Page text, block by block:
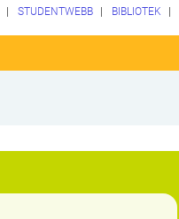
STUDENTWEBB BIBLIOTEK